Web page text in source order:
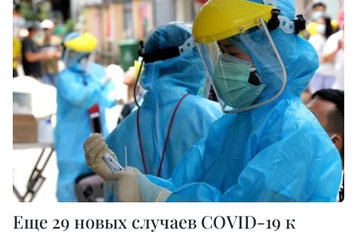
Еще 29 новых случаев COVID-19 к